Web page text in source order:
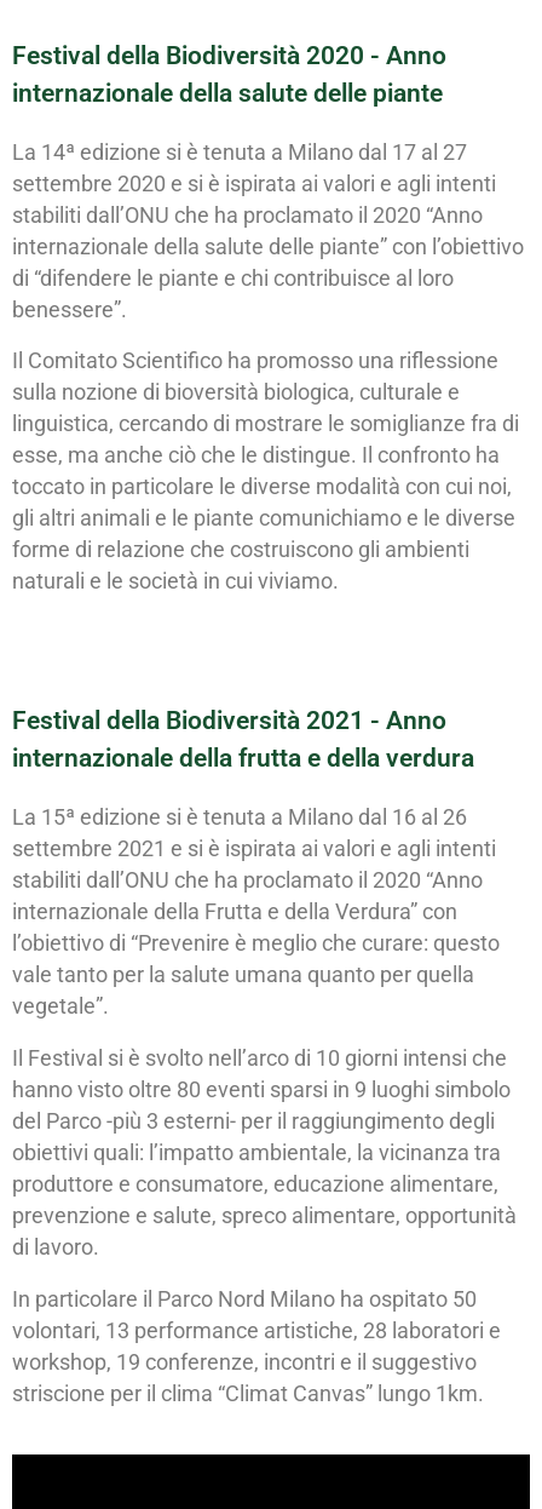
Festival della Biodiversità 2020 - Anno
internazionale della salute delle piante
La 14ª edizione si è tenuta a Milano dal 17 al 27
settembre 2020 e si è ispirata ai valori e agli intenti
stabiliti dall’ONU che ha proclamato il 2020 “Anno
internazionale della salute delle piante” con l’obiettivo
di “difendere le piante e chi contribuisce al loro
benessere”.
Il Comitato Scientifico ha promosso una riflessione
sulla nozione di bioversità biologica, culturale e
linguistica, cercando di mostrare le somiglianze fra di
esse, ma anche ciò che le distingue. Il confronto ha
toccato in particolare le diverse modalità con cui noi,
gli altri animali e le piante comunichiamo e le diverse
forme di relazione che costruiscono gli ambienti
naturali e le società in cui viviamo.
Festival della Biodiversità 2021 - Anno
internazionale della frutta e della verdura
La 15ª edizione si è tenuta a Milano dal 16 al 26
settembre 2021 e si è ispirata ai valori e agli intenti
stabiliti dall’ONU che ha proclamato il 2020 “Anno
internazionale della Frutta e della Verdura” con
l’obiettivo di “Prevenire è meglio che curare: questo
vale tanto per la salute umana quanto per quella
vegetale”.
Il Festival si è svolto nell’arco di 10 giorni intensi che
hanno visto oltre 80 eventi sparsi in 9 luoghi simbolo
del Parco -più 3 esterni- per il raggiungimento degli
obiettivi quali: l’impatto ambientale, la vicinanza tra
produttore e consumatore, educazione alimentare,
prevenzione e salute, spreco alimentare, opportunità
di lavoro.
In particolare il Parco Nord Milano ha ospitato 50
volontari, 13 performance artistiche, 28 laboratori e
workshop, 19 conferenze, incontri e il suggestivo
striscione per il clima “Climat Canvas” lungo 1km.